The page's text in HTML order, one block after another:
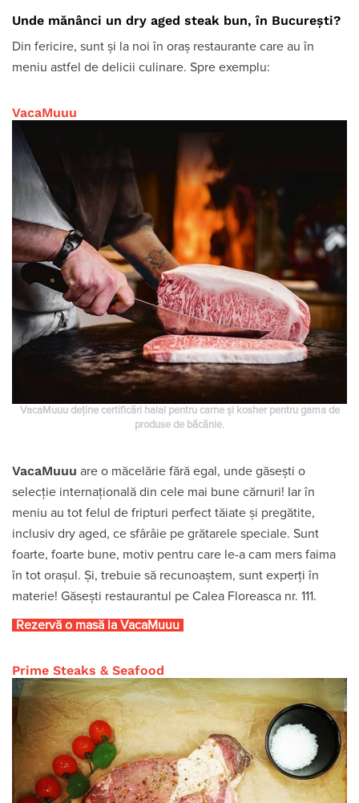
Unde mănânci un dry aged steak bun, în București?
Din fericire, sunt și la noi în oraș restaurante care au în
meniu astfel de delicii culinare. Spre exemplu:
VacaMuuu
VacaMuuu deține certificări halal pentru carne și kosher pentru gama de
produse de băcănie.
VacaMuuu are o măcelărie fără egal, unde găsești o
selecție internațională din cele mai bune cărnuri! Iar în
meniu au tot felul de fripturi perfect tăiate și pregătite,
inclusiv dry aged, ce sfârâie pe grătarele speciale. Sunt
foarte, foarte bune, motiv pentru care le-a cam mers faima
în tot orașul. Și, trebuie să recunoaștem, sunt experți în
materie! Găsești restaurantul pe Calea Floreasca nr. 111.
Rezervă o masă la VacaMuuu
Prime Steaks & Seafood